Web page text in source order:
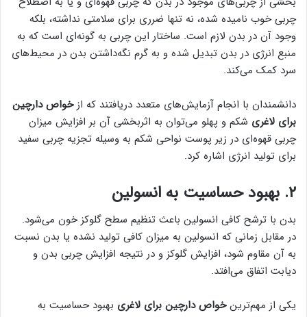
چربی خوب نامیده شده، نه تنها ضرری برای سلامتی نداشته، بلکه
وجود آن در بدن لازم است. ساختار این چربی به گونه‌ای است که به
منبع انرژی در بدن تبدیل شده و به گرم نگه‌داشتن بدن در محیط‌های
سرد کمک می‌کند.
دانشمندان با انجام آزمایش‌های متعدد دریافتند که ازخواص دارچین
برای لاغری شکم و پهلو می‌توان به اثربخشی آن بر افزایش میزان
چربی قهوه‌ای در زیر پوست نواحی شکم به وسیله تجزیه چربی سفید
برای تولید انرژی اشاره کرد.
۲. بهبود حساسیت به انسولین
بدن با ترشح کافی انسولین باعث تنظیم سطح گلوکز خون می‌شود.
در مقابل زمانی که انسولین به میزان کافی تولید نشده یا بدن نسبت
به آن مقاوم شود، افزایش گلوکز و در نتیجه افزایش چربی بدن و
دیابت اتفاق می‌افتد.
یکی از مهم‌ترینخواص دارچین برای لاغری بهبود حساسیت به